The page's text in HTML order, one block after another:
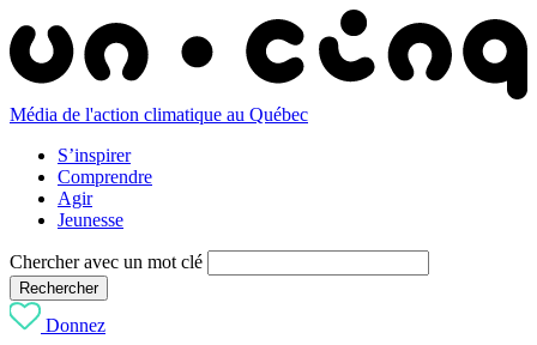
Média de l'action climatique au Québec
S’inspirer
Comprendre
Agir
Jeunesse
Chercher avec un mot clé
Rechercher
Donnez